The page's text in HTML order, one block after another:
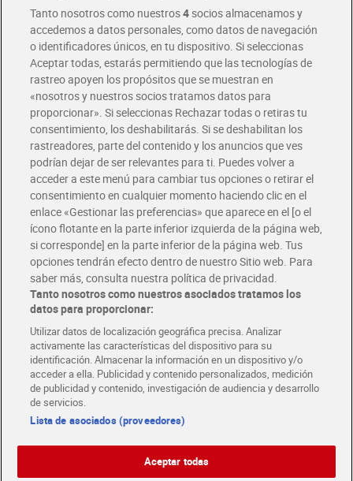
Envío gratis por compras superiores a 100€
Envío estandar por 4,99€
Glovo y Uber Eats
Solicita tu factura de Glovo o Uber Eats
Únete al CLUB Dia
Disfruta las ventajas y ofertas exclusivas.
Descárgate la APP Dia
Folletos y Tiendas
Descubre las mejores ofertas y busca tu tienda más cercana
Tarjeta MaX Dia
Te devuelve hasta 8€/mes de tus compras.
¡Solicita tu tarjeta de crédito aquí!
COMER MEJOR CADA DIA
COLABORA CON DIA ABRE TU TIENDA DIA CORPORATE
Tanto nosotros como nuestros4socios almacenamos y
accedemos a datos personales, como datos de navegación
o identificadores únicos, en tu dispositivo. Si seleccionas
Aceptar todas, estarás permitiendo que las tecnologías de
rastreo apoyen los propósitos que se muestran en
«nosotros y nuestros socios tratamos datos para
proporcionar». Si seleccionas Rechazar todas o retiras tu
consentimiento, los deshabilitarás. Si se deshabilitan los
rastreadores, parte del contenido y los anuncios que ves
podrían dejar de ser relevantes para ti. Puedes volver a
acceder a este menú para cambiar tus opciones o retirar el
consentimiento en cualquier momento haciendo clic en el
enlace «Gestionar las preferencias» que aparece en el [o el
ícono flotante en la parte inferior izquierda de la página web,
si corresponde] en la parte inferior de la página web. Tus
opciones tendrán efecto dentro de nuestro Sitio web. Para
saber más, consulta nuestra política de privacidad.
Tanto nosotros como nuestros asociados tratamos los
datos para proporcionar:
Utilizar datos de localización geográfica precisa. Analizar
activamente las características del dispositivo para su
identificación. Almacenar la información en un dispositivo y/o
acceder a ella. Publicidad y contenido personalizados, medición
de publicidad y contenido, investigación de audiencia y desarrollo
de servicios.
Lista de asociados (proveedores)
Aceptar todas